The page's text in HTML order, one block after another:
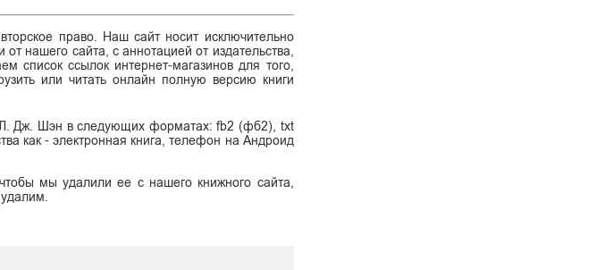
право. Наш сайт носит исключительно
нашего сайта, с аннотацией от издательства,
список ссылок интернет-магазинов для того,
или читать онлайн полную версию книги
Л. Дж. Шэн в следующих форматах: fb2 (фб2), txt
как - электронная книга, телефон на Андроид
мы удалили ее с нашего книжного сайта,